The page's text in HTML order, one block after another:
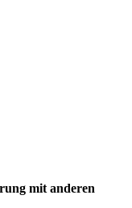
mit anderen